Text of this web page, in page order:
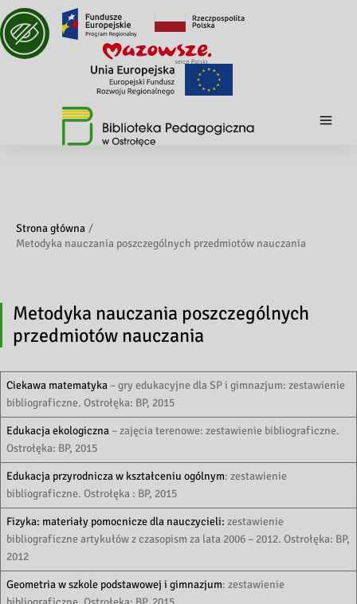
Strona główna
Metodyka nauczania poszczególnych przedmiotów nauczania
Metodyka nauczania poszczególnych
przedmiotów nauczania
Ciekawa matematyka – gry edukacyjne dla SP i gimnazjum: zestawienie
bibliograficzne. Ostrołęka: BP, 2015
Edukacja ekologiczna – zajęcia terenowe: zestawienie bibliograficzne.
Ostrołęka: BP, 2015
Edukacja przyrodnicza w kształceniu ogólnym: zestawienie
bibliograficzne. Ostrołęka : BP, 2015
Fizyka: materiały pomocnicze dla nauczycieli: zestawienie
bibliograficzne artykułów z czasopism za lata 2006 – 2012. Ostrołęka: BP,
2012
Geometria w szkole podstawowej i gimnazjum: zestawienie